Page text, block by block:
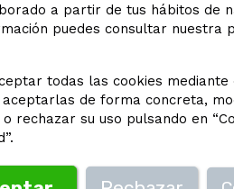
a partir de tus hábitos de
puedes consultar nuestra
todas las cookies mediante
aceptarlas de forma concreta,
rechazar su uso pulsando en